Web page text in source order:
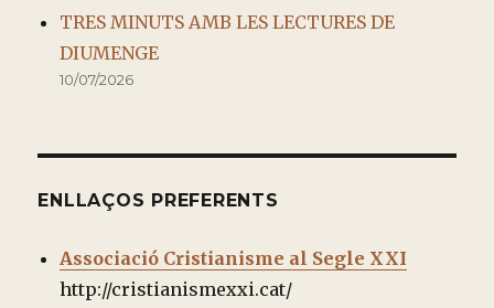
TRES MINUTS AMB LES LECTURES DE
DIUMENGE
10/07/2026
ENLLAÇOS PREFERENTS
Associació Cristianisme al Segle XXI
http://cristianismexxi.cat/